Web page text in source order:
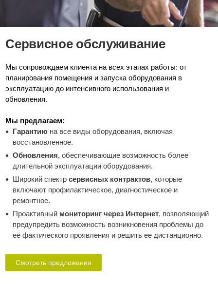
Сервисное обслуживание
Мы сопровождаем клиента на всех этапах работы: от
планирования помещения и запуска оборудования в
эксплуатацию до интенсивного использования и
обновления.
Мы предлагаем:
Гарантию на все виды оборудования, включая
восстановленное.
Обновления, обеспечивающие возможность более
длительной эксплуатации оборудования.
Широкий спектрсервисных контрактов, которые
включают профилактическое, диагностическое и
ремонтное.
Проактивный мониторинг через Интернет, позволяющий
предупредить возможность возникновения проблемы до
её фактического проявления и решить ее дистанционно.
Смотреть предложения